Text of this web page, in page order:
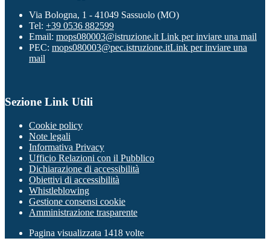
Via Bologna, 1 - 41049 Sassuolo (MO)
Tel: +39 0536 882599
Email: mops080003@istruzione.it Link per inviare una mail
PEC: mops080003@pec.istruzione.itLink per inviare una
mail
Sezione Link Utili
Cookie policy
Note legali
Informativa Privacy
Ufficio Relazioni con il Pubblico
Dichiarazione di accessibilità
Obiettivi di accessibilità
Whistleblowing
Gestione consensi cookie
Amministrazione trasparente
Pagina visualizzata 1418 volte